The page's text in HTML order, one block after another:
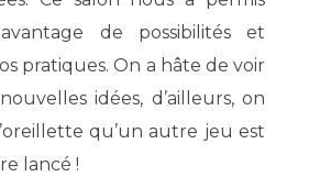
de possibilités et
pratiques. On a hâte de voir
idées, d’ailleurs, on
qu’un autre jeu est
lancé !